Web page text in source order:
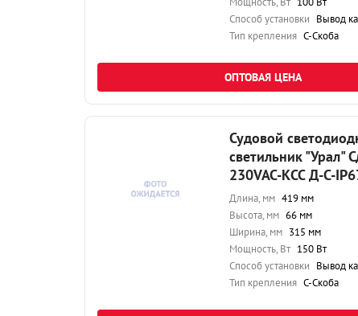
Способ установки Вывод
Тип крепления С-Скоба
ОПТОВАЯ ЦЕНА
Судовой
светильник "Урал"
230VAC-КСС Д-С-
Длина, мм 419 мм
Высота, мм 66 мм
Ширина, мм 315 мм
Мощность, Вт 150 Вт
Способ установки Вывод
Тип крепления С-Скоба